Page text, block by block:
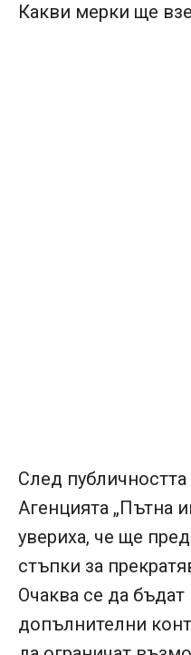
Какви мерки ще
След
Агенцията „Пътна
увериха, че ще
стъпки за
Очаква се да
допълнителни